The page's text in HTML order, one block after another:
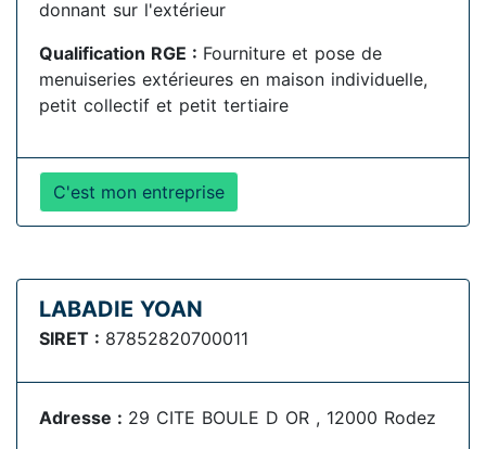
donnant sur l'extérieur
Qualification RGE : Fourniture et pose de
menuiseries extérieures en maison individuelle,
petit collectif et petit tertiaire
C'est mon entreprise
LABADIE YOAN
SIRET : 87852820700011
Adresse : 29 CITE BOULE D OR , 12000 Rodez